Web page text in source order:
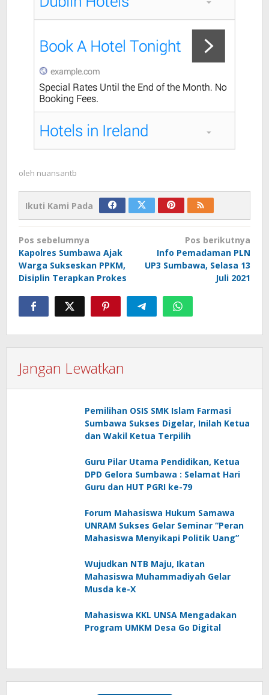
oleh nuansantb
Ikuti Kami Pada
Navigasi
pos
Pos sebelumnya
Kapolres Sumbawa Ajak
Warga Sukseskan PPKM,
Disiplin Terapkan Prokes
Pos berikutnya
Info Pemadaman PLN
UP3 Sumbawa, Selasa 13
Juli 2021
Jangan Lewatkan
Pemilihan OSIS SMK Islam Farmasi
Sumbawa Sukses Digelar, Inilah Ketua
dan Wakil Ketua Terpilih
Guru Pilar Utama Pendidikan, Ketua
DPD Gelora Sumbawa : Selamat Hari
Guru dan HUT PGRI ke-79
Forum Mahasiswa Hukum Samawa
UNRAM Sukses Gelar Seminar “Peran
Mahasiswa Menyikapi Politik Uang”
Wujudkan NTB Maju, Ikatan
Mahasiswa Muhammadiyah Gelar
Musda ke-X
Mahasiswa KKL UNSA Mengadakan
Program UMKM Desa Go Digital